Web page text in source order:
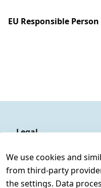
EU Responsible
We use cookies and
from third-party
the settings. Data
Legal
Legal disclosure
Privacy Policy